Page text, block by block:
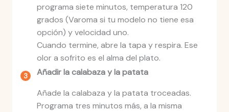
programa siete minutos, temperatura 120
grados (Varoma si tu modelo no tiene esa
opción) y velocidad uno.
Cuando termine, abre la tapa y respira. Ese
olor a sofrito es el alma del plato.
Añadir la calabaza y la patata
Añade la calabaza y la patata troceadas.
Programa tres minutos más, a la misma